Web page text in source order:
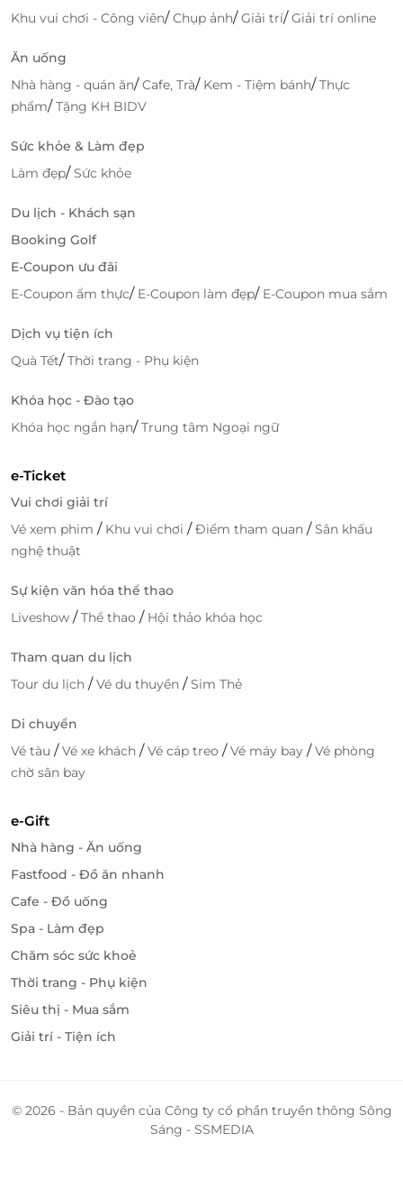
Hà Nội Spa cung cấp nhiều dịch vụ chuyên nghiệp
thân, massage chân, chăm sóc da mặt... giúp khách
hàng chăm sóc sức khỏe và sắc đẹp toàn diện.
Đội ngũ nhân viên chu đáo, thân thiện, nhiệt tình và
tay nghề cao, thường xuyên được đào tạo nâng cao
nghiệp vụ, tận tình chăm sóc làn da của bạn và giúp
bạn lấy lại tinh thần sảng khoái sau những giờ làm
việc và học tập mệt mỏi, căng thẳng.
Cùng Click Mua ngay trênLifeLinkđể khám phá
sức khỏe – làm đẹphấp dẫn!
Khu vui chơi - Công viên/Chụp ảnh/Giải trí/Giải trí online
Ăn uống
Nhà hàng - quán ăn/Cafe, Trà/ Kem - Tiệm bánh/Thực
phẩm/Tặng KH BIDV
Sức khỏe & Làm đẹp
Làm đẹp/Sức khỏe
Du lịch - Khách sạn
Booking Golf
E-Coupon ưu đãi
E-Coupon ẩm thực/ E-Coupon làm đẹp/ E-Coupon mua sắm
Dịch vụ tiện ích
Quà Tết/Thời trang - Phụ kiện
Khóa học - Đào tạo
Khóa học ngắn hạn/Trung tâm Ngoại ngữ
e-Ticket
Vui chơi giải trí
Vé xem phim / Khu vui chơi /Điểm tham quan /Sân khấu
nghệ thuật
Sự kiện văn hóa thể thao
Liveshow /Thể thao / Hội thảo khóa học
Tham quan du lịch
Tour du lịch /Vé du thuyền /Sim Thẻ
Di chuyển
Vé tàu /Vé xe khách /Vé cáp treo /Vé máy bay /Vé phòng
chờ sân bay
e-Gift
Nhà hàng - Ăn uống
Fastfood - Đồ ăn nhanh
Cafe - Đồ uống
Spa - Làm đẹp
Chăm sóc sức khoẻ
Thời trang - Phụ kiện
Siêu thị - Mua sắm
Giải trí - Tiện ích
© 2026 - Bản quyền của Công ty cổ phần truyền thông Sông
Sáng - SSMEDIA